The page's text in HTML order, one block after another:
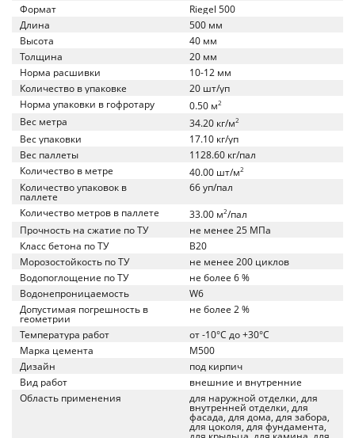
Формат
Riegel 500
Длина
500 мм
Высота
40 мм
Толщина
20 мм
Норма расшивки
10-12 мм
Количество в упаковке
20 шт/уп
Норма упаковки в гофротару
0.50 м2
Вес метра 34.20 кг/м2
Вес упаковки
17.10 кг/уп
Вес паллеты
1128.60 кг/пал
Количество в метре
40.00 шт/м2
Количество упаковок в
паллете
66 уп/пал
Количество метров в паллете 33.00 м2/пал
Прочность на сжатие по ТУ
не менее 25 МПа
Класс бетона по ТУ
B20
Морозостойкость по ТУ
не менее 200 циклов
Водопоглощение по ТУ
не более 6 %
Водонепроницаемость
W6
Допустимая погрешность в
геометрии
не более 2 %
Температура работ
от -10°C до +30°C
Марка цемента
M500
Дизайн
под кирпич
Вид работ
внешние и внутренние
Область применения
для наружной отделки, для
внутренней отделки, для
фасада, для дома, для забора,
для цоколя, для фундамента,